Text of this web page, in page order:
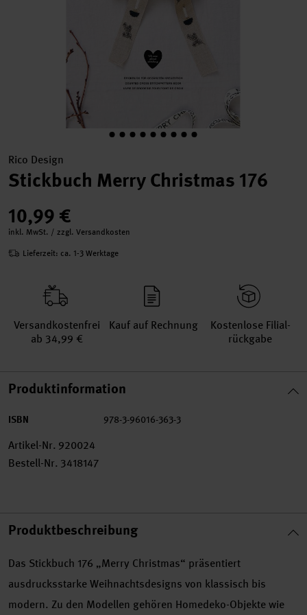
Rico Design
Stickbuch Merry Christmas 176
10,99 €
inkl. MwSt. / zzgl. Versandkosten
Lieferzeit: ca. 1-3 Werktage
Versand­kosten­frei
ab 34,99 €
Kauf auf Rechnung
Kosten­lose Filial­
rückgabe
Produktinformation
ISBN 978-3-96016-363-3
Artikel-Nr. 920024
Bestell-Nr. 3418147
Produktbeschreibung
Das Stickbuch 176 „Merry Christmas“ präsentiert
ausdrucksstarke Weihnachtsdesigns von klassisch bis
modern. Zu den Modellen gehören Homedeko-Objekte wie